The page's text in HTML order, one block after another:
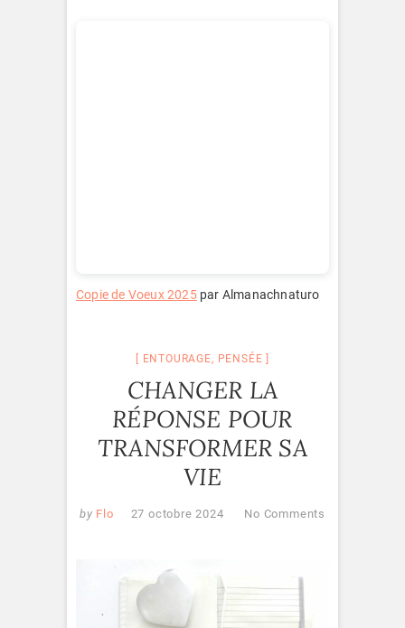
Copie de Voeux 2025par Almanachnaturo
ENTOURAGE, PENSÉE
CHANGER LA
RÉPONSE POUR
TRANSFORMER SA
VIE
by Flo 27 octobre 2024 No Comments